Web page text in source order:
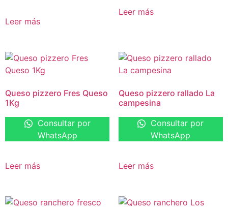
Leer más
Leer más
Queso pizzero Fres Queso
1Kg
Consultar por
WhatsApp
Leer más
Queso pizzero rallado La
campesina
Consultar por
WhatsApp
Leer más